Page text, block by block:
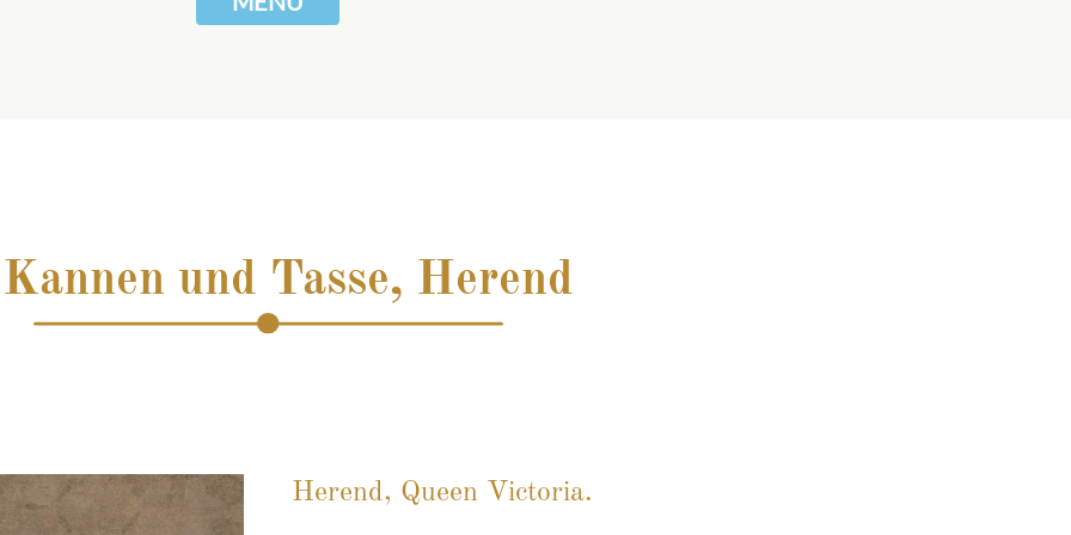
und Tasse, Herend
Herend, Queen Victoria.